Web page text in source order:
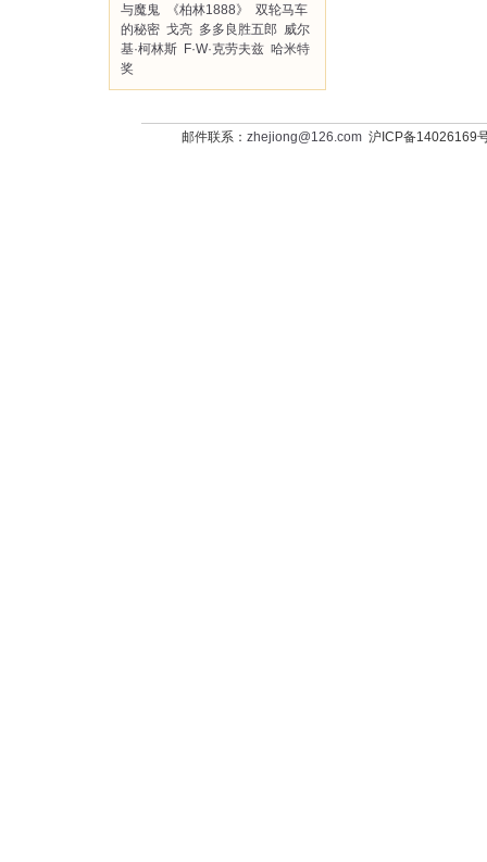
与魔鬼 《柏林1888》
双轮马车
的秘密 戈亮 多多良胜五郎 威尔
基·柯林斯 F·W·克劳夫兹 哈米特
奖
邮件联系： zhejiong@126.com沪ICP备14026169